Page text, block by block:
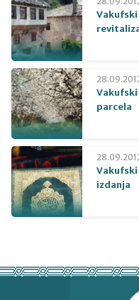
parcela
Vakufski
izdanja